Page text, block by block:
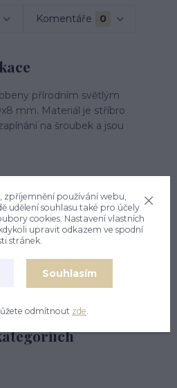
Komentáře 0
přírodním světlým
mm. Materiál je stříbro
na šroubek a jsou
zpříjemnění používání webu,
udělení souhlasu také pro účely
cookies. Nastavení vlastních
upravit odkazem ve spodní
stránek.
Souhlasím
odmítnout zde.